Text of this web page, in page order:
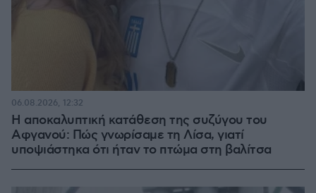
Η αποκαλυπτική κατάθεση της συζύγου του
Αφγανού: Πώς γνωρίσαμε τη Λίσα, γιατί
υποψιάστηκα ότι ήταν το πτώμα στη βαλίτσα
06.08.2026, 12:32